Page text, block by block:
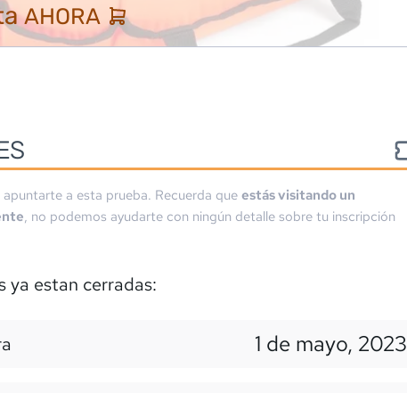
AHORA
a esta prueba. Recuerda queestás visitando un
, no podemos ayudarte con ningún detalle sobre tu inscripción
ya estan cerradas:
1 de mayo, 2023